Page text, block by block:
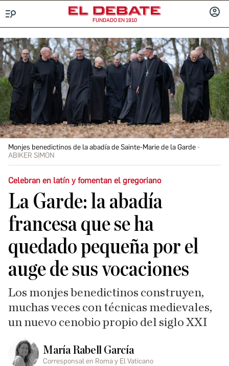
FUNDADO EN 1910
Monjes benedictinos de la abadía de Sainte-Marie de la Garde
ABIKER SIMON
Celebran en latín y fomentan el gregoriano
La Garde: la abadía
francesa que se ha
quedado pequeña por el
auge de sus vocaciones
Los monjes benedictinos construyen,
muchas veces con técnicas medievales,
un nuevo cenobio propio del siglo XXI
María Rabell García
Corresponsal en Roma y El Vaticano